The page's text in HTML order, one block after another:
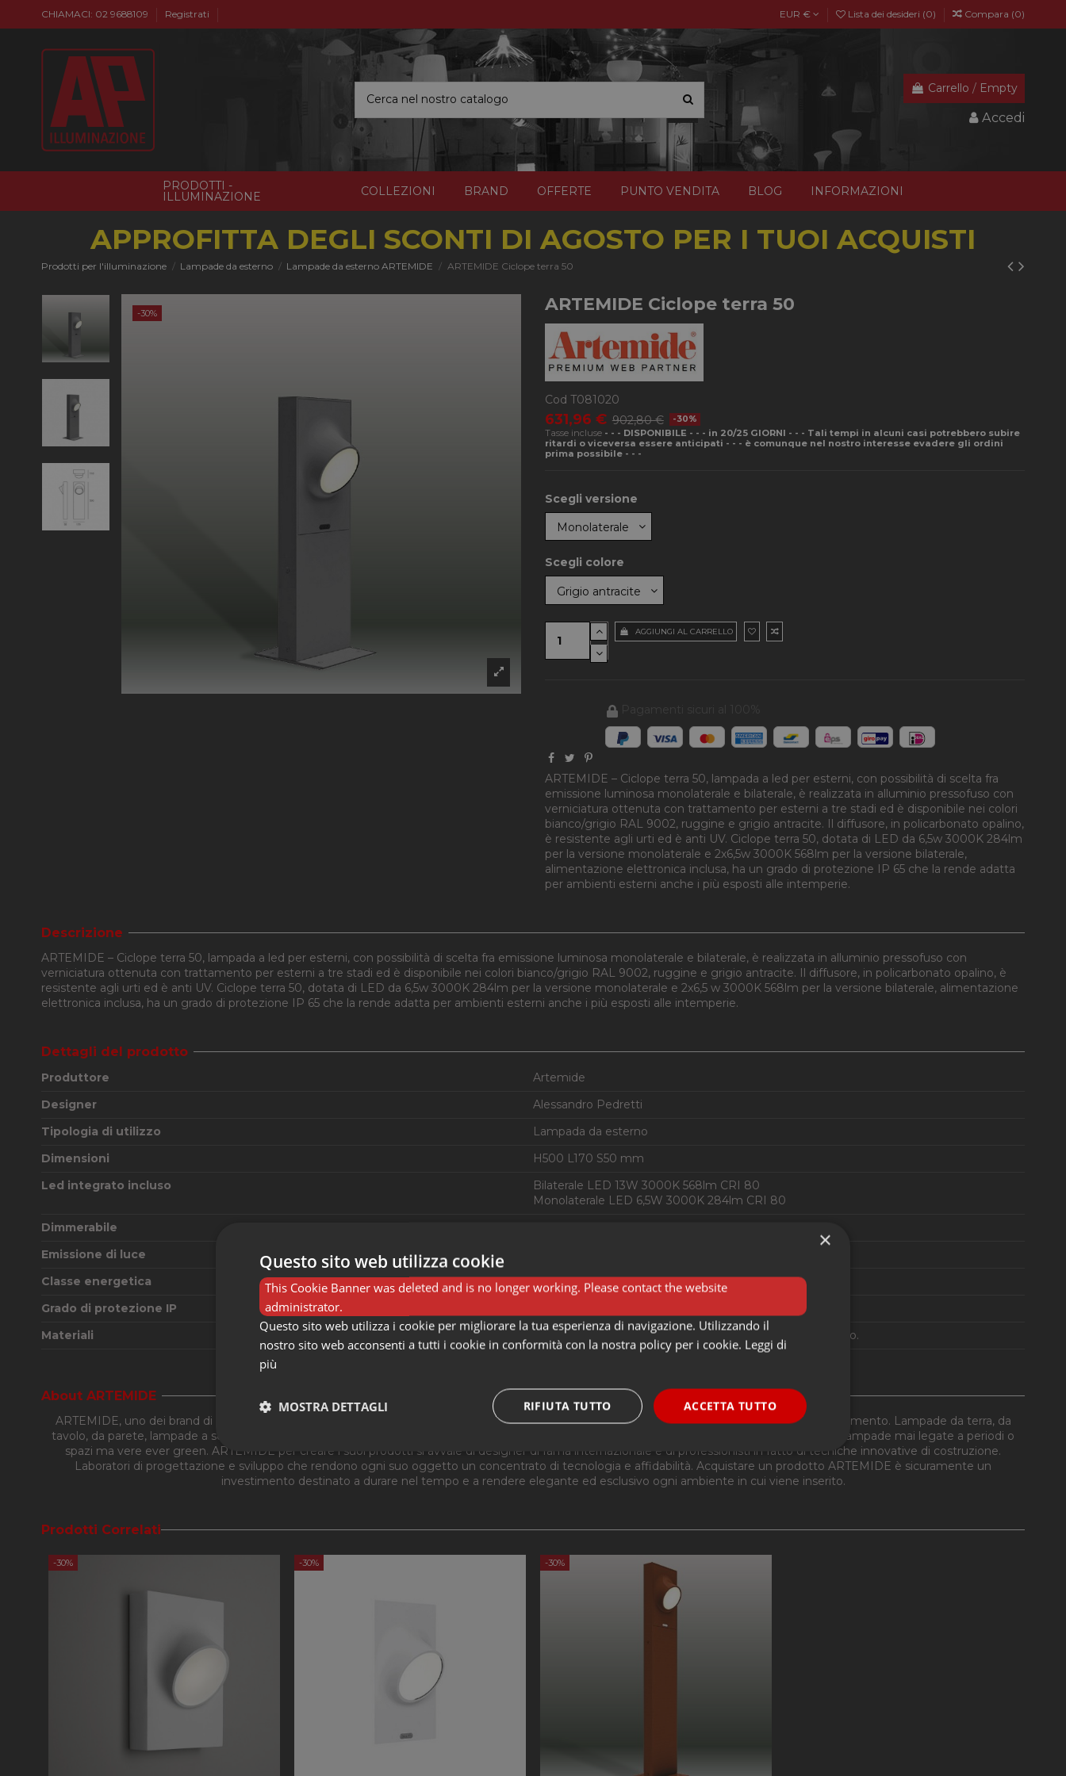
CHIAMACI: 02 9688109 Registrati EUR € Lista dei desideri (0) Compara (0)
Carrello / Empty
Accedi
PRODOTTI -
ILLUMINAZIONE COLLEZIONI BRAND OFFERTE PUNTO VENDITA BLOG INFORMAZIONI
APPROFITTA DEGLI SCONTI DI AGOSTO PER I TUOI ACQUISTI
Prodotti per l'illuminazione Lampade da esterno Lampade da esterno ARTEMIDE ARTEMIDE Ciclope terra 50
-30% ARTEMIDE Ciclope terra 50
Cod T081020
631,96 € 902,80 € -30%
Tasse incluse - - - DISPONIBILE - - - in 20/25 GIORNI - - - Tali tempi in alcuni casi potrebbero subire
ritardi o viceversa essere anticipati - - - è comunque nel nostro interesse evadere gli ordini
prima possibile - - -
Scegli versione
Scegli colore
AGGIUNGI AL CARRELLO
ARTEMIDE – Ciclope terra 50, lampada a led per esterni, con possibilità di scelta fra
emissione luminosa monolaterale e bilaterale, è realizzata in alluminio pressofuso con
verniciatura ottenuta con trattamento per esterni a tre stadi ed è disponibile nei colori
bianco/grigio RAL 9002, ruggine e grigio antracite. Il diffusore, in policarbonato opalino,
è resistente agli urti ed è anti UV. Ciclope terra 50, dotata di LED da 6,5w 3000K 284lm
per la versione monolaterale e 2x6,5w 3000K 568lm per la versione bilaterale,
alimentazione elettronica inclusa, ha un grado di protezione IP 65 che la rende adatta
per ambienti esterni anche i più esposti alle intemperie.
Descrizione
ARTEMIDE – Ciclope terra 50, lampada a led per esterni, con possibilità di scelta fra emissione luminosa monolaterale e bilaterale, è realizzata in alluminio pressofuso con
verniciatura ottenuta con trattamento per esterni a tre stadi ed è disponibile nei colori bianco/grigio RAL 9002, ruggine e grigio antracite. Il diffusore, in policarbonato opalino, è
resistente agli urti ed è anti UV. Ciclope terra 50, dotata di LED da 6,5w 3000K 284lm per la versione monolaterale e 2x6,5 w 3000K 568lm per la versione bilaterale, alimentazione
elettronica inclusa, ha un grado di protezione IP 65 che la rende adatta per ambienti esterni anche i più esposti alle intemperie.
Dettagli del prodotto
Produttore
Artemide
Designer
Alessandro Pedretti
Tipologia di utilizzo
Lampada da esterno
Dimensioni
H500 L170 S50 mm
Led integrato incluso
Bilaterale LED 13W 3000K 568lm CRI 80
Monolaterale LED 6,5W 3000K 284lm CRI 80
Dimmerabile
Emissione di luce
Classe energetica
A++ A+ A
Grado di protezione IP
Materiali
Tecnopolimero composito, policarbonato, acciaio, alluminio.
About ARTEMIDE
ARTEMIDE, uno dei brand di illuminazione più conosciuti al modo. Artemide produce lampade di design pensate e adatte per ogni tipo di arredamento. Lampade da terra, da
tavolo, da parete, lampade a sospensione e da soffitto, destinate a diventare oggetti senza tempo che sembrano adattarsi a qualunque epoca, lampade mai legate a periodi o
spazi ma vere ever green. ARTEMIDE per creare i suoi prodotti si avvale di designer di fama internazionale e di professionisti in fatto di tecniche innovative di costruzione.
Laboratori di progettazione e sviluppo che rendono ogni suo oggetto un concentrato di tecnologia e affidabilità. Acquistare un prodotto ARTEMIDE è sicuramente un
investimento destinato a durare nel tempo e a rendere elegante ed esclusivo ogni ambiente in cui viene inserito.
Prodotti Correlati
-30% -30% -30%
×
Questo sito web utilizza cookie
This Cookie Banner was deleted and is no longer working. Please contact the website
administrator.
Questo sito web utilizza i cookie per migliorare la tua esperienza di navigazione. Utilizzando il
nostro sito web acconsenti a tutti i cookie in conformità con la nostra policy per i cookie. Leggi di
più
ACCETTA TUTTO
RIFIUTA TUTTO
MOSTRA DETTAGLI
Strettamente necessari Performance Funzionalità
Performance Funzionalità
I cookie strettamente necessari consentono le funzionalità principali del sito web come l'accesso dell'utente e la gestione
dell'account. Il sito web non può essere utilizzato correttamente senza i cookie strettamente necessari.
CookieScript
apilluminazione.com